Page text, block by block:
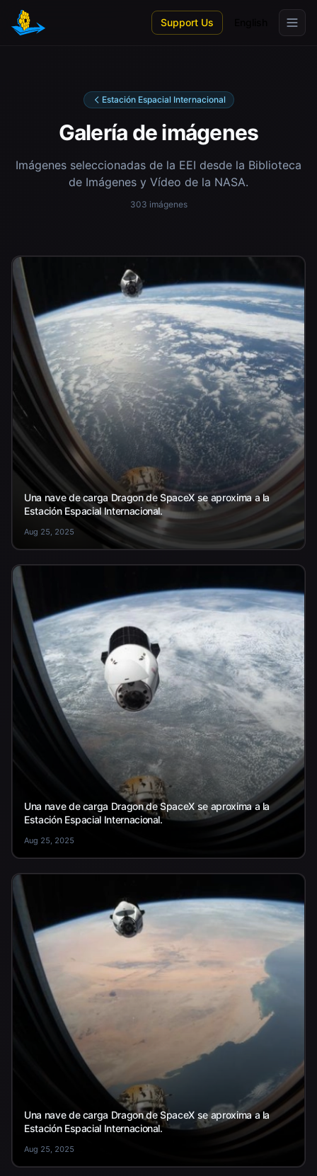
Skip to main content
Support Us
Estación Espacial Internacional
Galería de imágenes
Imágenes seleccionadas de la EEI desde la Biblioteca
de Imágenes y Vídeo de la NASA.
303 imágenes
Una nave de carga Dragon de SpaceX se aproxima a la
Estación Espacial Internacional.
Aug 25, 2025
Una nave de carga Dragon de SpaceX se aproxima a la
Estación Espacial Internacional.
Aug 25, 2025
Una nave de carga Dragon de SpaceX se aproxima a la
Estación Espacial Internacional.
Aug 25, 2025